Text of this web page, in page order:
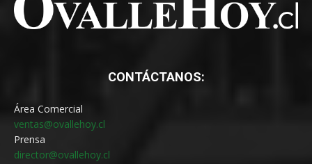
CONTÁCTANOS:
Área Comercial
ventas@ovallehoy.cl
Prensa
director@ovallehoy.cl